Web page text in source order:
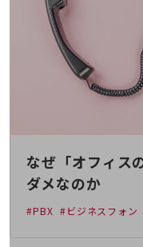
旬な話題やお役立ち資料など
解決するヒントをお届けする
お役立ち資料ダウンロード
トレンド記事特集
中堅中小企業向け
中堅中小企業のビジネスをサ
お悩みから見つける
お悩みから見つけるTOP
なぜ「オフィス
ダメなのか
#PBX #ビジネスフォン